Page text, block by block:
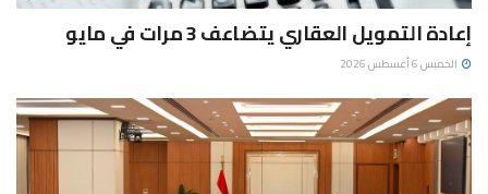
إعادة التمويل العقاري يتضاعف 3 مرات في مايو
الخميس 6 أغسطس 2026